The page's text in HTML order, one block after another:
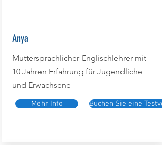
Anya
Muttersprachlicher Englischlehrer mit
10 Jahren Erfahrung für Jugendliche
und Erwachsene
Mehr Info Buchen Sie eine